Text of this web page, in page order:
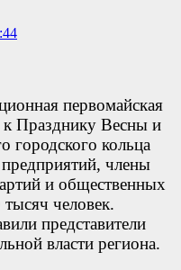
первомайская
к Празднику Весны и
городского кольца
члены
и общественных
человек.
представители
власти региона.